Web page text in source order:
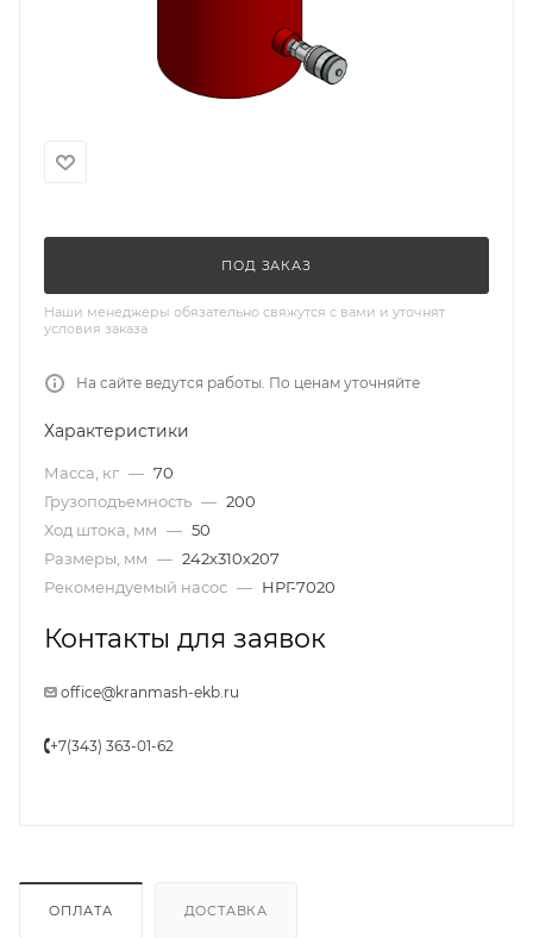
ПОД ЗАКАЗ
Наши менеджеры обязательно свяжутся с вами и уточнят
условия заказа
На сайте ведутся работы. По ценам уточняйте
Характеристики
Масса, кг — 70
Грузоподъемность — 200
Ход штока, мм — 50
Размеры, мм — 242х310х207
Рекомендуемый насос — НРГ-7020
Контакты для заявок
office@kranmash-ekb.ru
+7(343) 363-01-62
ОПЛАТА ДОСТАВКА